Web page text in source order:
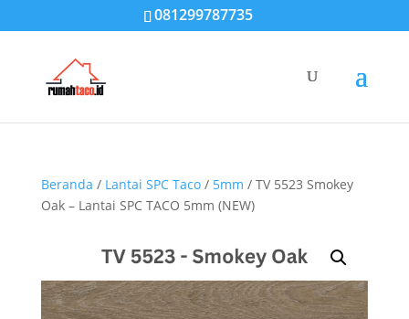
081299787735
Beranda / Lantai SPC Taco/ 5mm / TV 5523 Smokey
Oak – Lantai SPC TACO 5mm (NEW)